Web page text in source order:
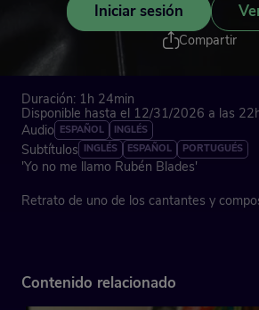
Iniciar sesión
Compartir
Duración: 1h 24min
Disponible hasta el 12/31/2026 a las
Audio ESPAÑOL INGLÉS
Subtítulos INGLÉS ESPAÑOL PORTUGUÉS
'Yo no me llamo Rubén Blades'
Retrato de uno de los cantantes y
explora su carrera -no sólo como
Contenido relacionado